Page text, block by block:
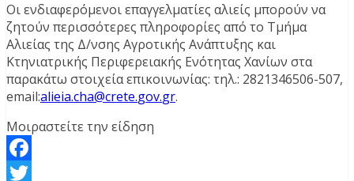
Οι ενδιαφερόμενοι επαγγελματίες αλιείς μπορούν να
ζητούν περισσότερες πληροφορίες από το Τμήμα
Αλιείας της Δ/νσης Αγροτικής Ανάπτυξης και
Κτηνιατρικής Περιφερειακής Ενότητας Χανίων στα
παρακάτω στοιχεία επικοινωνίας: τηλ.: 2821346506-507,
email:alieia.cha@crete.gov.gr.
Μοιραστείτε την είδηση
Facebook